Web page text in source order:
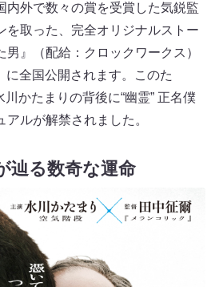
内外で数々の賞を受賞した気鋭監
を取った、完全オリジナルストー
男』（配給：クロックワークス）
に全国公開されます。このた
川かたまりの背後に“幽霊” 正名僕
ルが解禁されました。
辿る数奇な運命